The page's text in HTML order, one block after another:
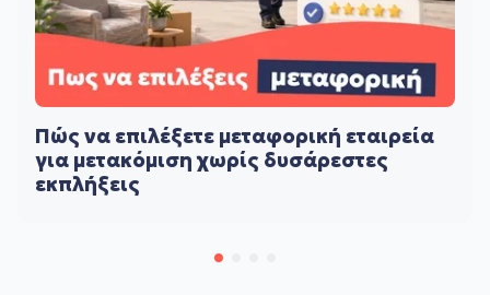
Πώς να επιλέξετε μεταφορική εταιρεία
για μετακόμιση χωρίς δυσάρεστες
εκπλήξεις